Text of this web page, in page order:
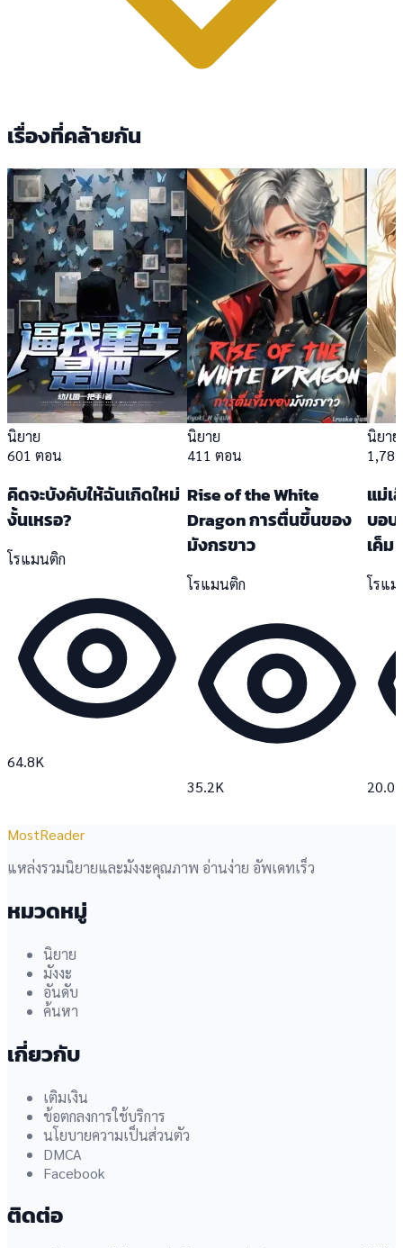
เรื่องที่คล้ายกัน
นิยาย
601 ตอน
คิดจะบังคับให้ฉันเกิดใหม่
งั้นเหรอ?
โรแมนติก
64.8K
นิยาย
411 ตอน
Rise of the White
Dragon การตื่นขึ้นของ
มังกรขาว
โรแมนติก
35.2K
นิยาย
แม่เ
บอบ
เค็ม
โรแ
20.0K
MostReader
แหล่งรวมนิยายและมังงะคุณภาพ อ่านง่าย อัพเดทเร็ว
หมวดหมู่
นิยาย
มังงะ
อันดับ
ค้นหา
เกี่ยวกับ
เติมเงิน
ข้อตกลงการใช้บริการ
นโยบายความเป็นส่วนตัว
DMCA
Facebook
ติดต่อ